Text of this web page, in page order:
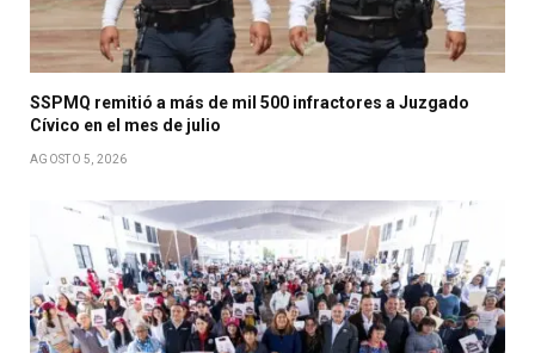
SSPMQ remitió a más de mil 500 infractores a Juzgado
Cívico en el mes de julio
AGOSTO 5, 2026